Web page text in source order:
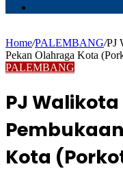
Home/PALEMBANG/PJ
Pekan Olahraga Kota
PALEMBANG
PJ
Kota